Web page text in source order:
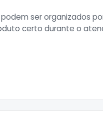
ser organizados
certo durante o